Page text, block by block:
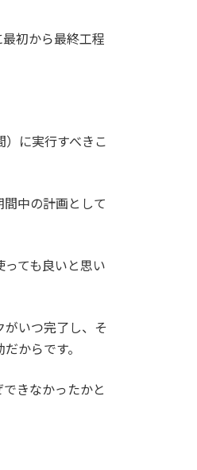
初から最終工程
に実行すべきこ
中の計画として
ても良いと思い
がいつ完了し、そ
からです。
きなかったかと